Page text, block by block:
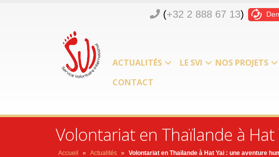
(+32 2 888 67 13)
ACTUALITÉS LE SVI NOS PROJETS
CONTACT
Volontariat en Thaïlande à
Accueil » Actualités » Volontariat en Thaïlande à Hat Yai : une aventure